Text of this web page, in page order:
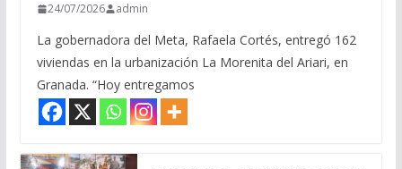
24/07/2026 admin
La gobernadora del Meta, Rafaela Cortés, entregó 162
viviendas en la urbanización La Morenita del Ariari, en
Granada. “Hoy entregamos